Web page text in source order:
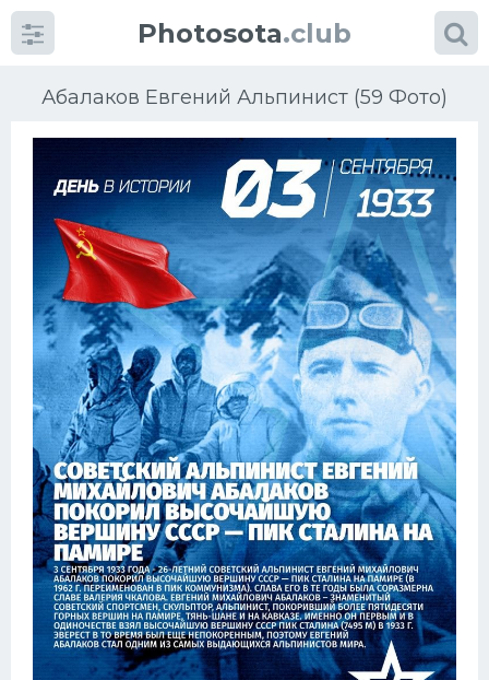
Photosota.club
Абалаков Евгений Альпинист (59 Фото)
Категории Фото
Еще картинки...
Футбол
Баскетбол
Хоккей
Велогонки
Конькобежный спорт
Тренажеры
Интерьер квартиры